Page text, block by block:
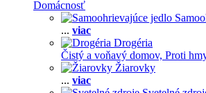
Domácnosť
... viac
Drogéria
Čistý a voňavý domov, Proti
Žiarovky
... viac